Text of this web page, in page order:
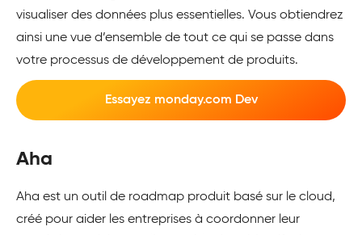
visualiser des données plus essentielles. Vous obtiendrez
ainsi une vue d’ensemble de tout ce qui se passe dans
votre processus de développement de produits.
Essayez monday.com Dev
Aha
Aha est un outil de roadmap produit basé sur le cloud,
créé pour aider les entreprises à coordonner leur